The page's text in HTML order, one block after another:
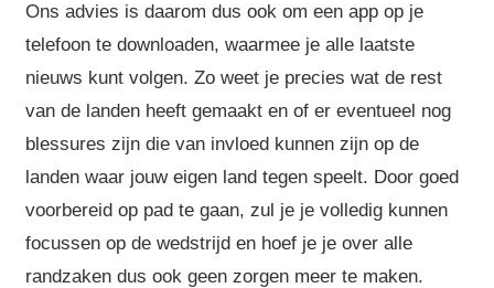
Ons advies is daarom dus ook om een app op je
telefoon te downloaden, waarmee je alle laatste
nieuws kunt volgen. Zo weet je precies wat de rest
van de landen heeft gemaakt en of er eventueel nog
blessures zijn die van invloed kunnen zijn op de
landen waar jouw eigen land tegen speelt. Door goed
voorbereid op pad te gaan, zul je je volledig kunnen
focussen op de wedstrijd en hoef je je over alle
randzaken dus ook geen zorgen meer te maken.